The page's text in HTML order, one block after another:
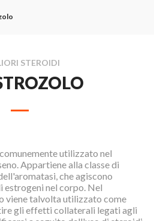
STEROIDI
utilizzato nel
Appartiene alla classe di
che agiscono
estrogeni nel corpo. Nel
viene talvolta utilizzato come
gli effetti collaterali legati agli